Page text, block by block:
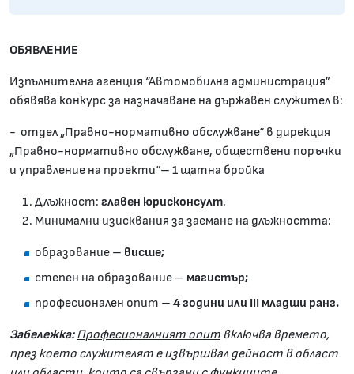
ОБЯВЛЕНИЕ
Изпълнителна агенция “Автомобилна администрация”
обявява конкурс за назначаване на държавен служител в:
- отдел „Правно-нормативно обслужване“ в дирекция
„Правно-нормативно обслужване, обществени поръчки
и управление на проекти“– 1 щатнa бройкa
Длъжност: главен юрисконсулт.
Минимални изисквания за заемане на длъжността:
образование – висше;
степен на образование – магистър;
професионален опит – 4 години или III младши ранг.
Забележка:Професионалният опит включва времето,
през което служителят е извършвал дейност в област